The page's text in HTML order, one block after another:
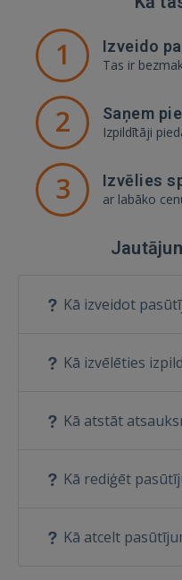
1 Izveido
Tas ir
2 Saņem
Izpildītāji
3 Izvēlies
ar labāko
Kā izveidot
Kā izvēlēties
Kā atstāt
Kā rediģēt
Kā atcelt